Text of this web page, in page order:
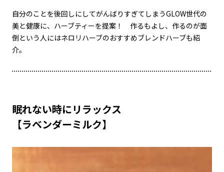
自分のことを後回しにしてがんばりすぎてしまうGLOW世代の
美と健康に、ハーブティーを提案！ 作るもよし、作るのが面
倒という人にはネロリハーブのおすすめブレンドハーブも紹
介。
眠れない時にリラックス
【ラベンダーミルク】